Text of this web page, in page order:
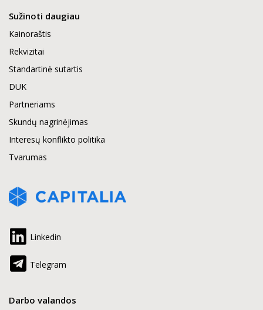
Sužinoti daugiau
Kainoraštis
Rekvizitai
Standartinė sutartis
DUK
Partneriams
Skundų nagrinėjimas
Interesų konflikto politika
Tvarumas
Linkedin
Telegram
Darbo valandos